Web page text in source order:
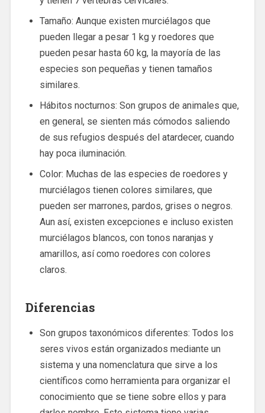
Tamaño: Aunque existen murciélagos que
pueden llegar a pesar 1 kg y roedores que
pueden pesar hasta 60 kg, la mayoría de las
especies son pequeñas y tienen tamaños
similares.
Hábitos nocturnos: Son grupos de animales que,
en general, se sienten más cómodos saliendo
de sus refugios después del atardecer, cuando
hay poca iluminación.
Color: Muchas de las especies de roedores y
murciélagos tienen colores similares, que
pueden ser marrones, pardos, grises o negros.
Aun así, existen excepciones e incluso existen
murciélagos blancos, con tonos naranjas y
amarillos, así como roedores con colores
claros.
Diferencias
Son grupos taxonómicos diferentes: Todos los
seres vivos están organizados mediante un
sistema y una nomenclatura que sirve a los
científicos como herramienta para organizar el
conocimiento que se tiene sobre ellos y para